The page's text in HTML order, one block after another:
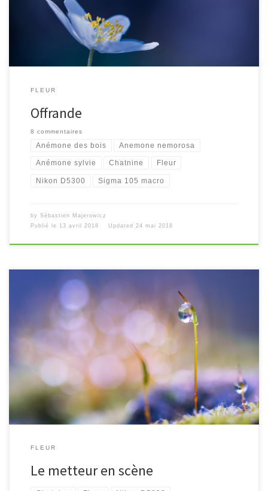
FLEUR
Offrande
8 commentaires
Anémone des bois Anemone nemorosa
Anémone sylvie Chatnine Fleur
Nikon D5300 Sigma 105 macro
by Sébastien Majerowicz
Publié le 13 avril 2018 Updated 24 mai 2018
FLEUR
Le metteur en scène